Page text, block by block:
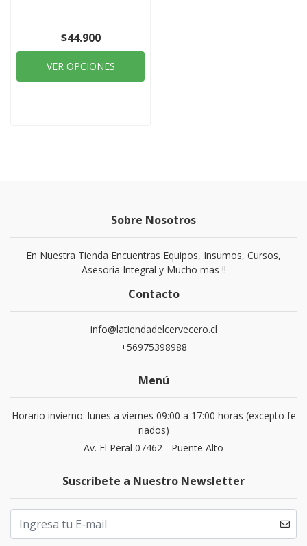
$44.900
VER OPCIONES
Sobre Nosotros
En Nuestra Tienda Encuentras Equipos, Insumos, Cursos,
Asesoría Integral y Mucho mas !!
Contacto
info@latiendadelcervecero.cl
+56975398988
Menú
Horario invierno: lunes a viernes 09:00 a 17:00 horas (excepto fe
riados)
Av. El Peral 07462 - Puente Alto
Suscríbete a Nuestro Newsletter